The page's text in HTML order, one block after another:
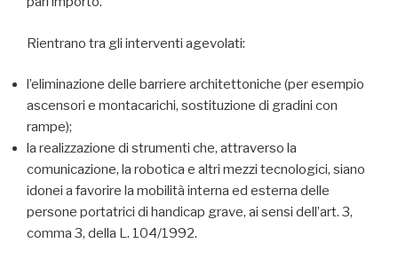
Rientrano tra gli interventi agevolati:
l’eliminazione delle barriere architettoniche (per esempio
ascensori e montacarichi, sostituzione di gradini con
rampe);
la realizzazione di strumenti che, attraverso la
comunicazione, la robotica e altri mezzi tecnologici, siano
idonei a favorire la mobilità interna ed esterna delle
persone portatrici di handicap grave, ai sensi dell’art. 3,
comma 3, della L. 104/1992.